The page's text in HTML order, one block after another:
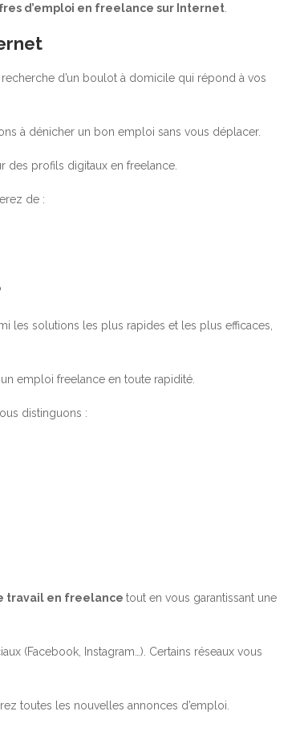
d’emploi en freelance sur Internet
d’un boulot à domicile qui répond à vos
à dénicher un bon emploi sans vous déplacer.
des profils digitaux en freelance.
de :
les solutions les plus rapides et les plus efficaces,
emploi freelance en toute rapidité.
distinguons :
travail en freelance tout en vous garantissant une
(Facebook, Instagram…). Certains réseaux vous
toutes les nouvelles annonces d’emploi.